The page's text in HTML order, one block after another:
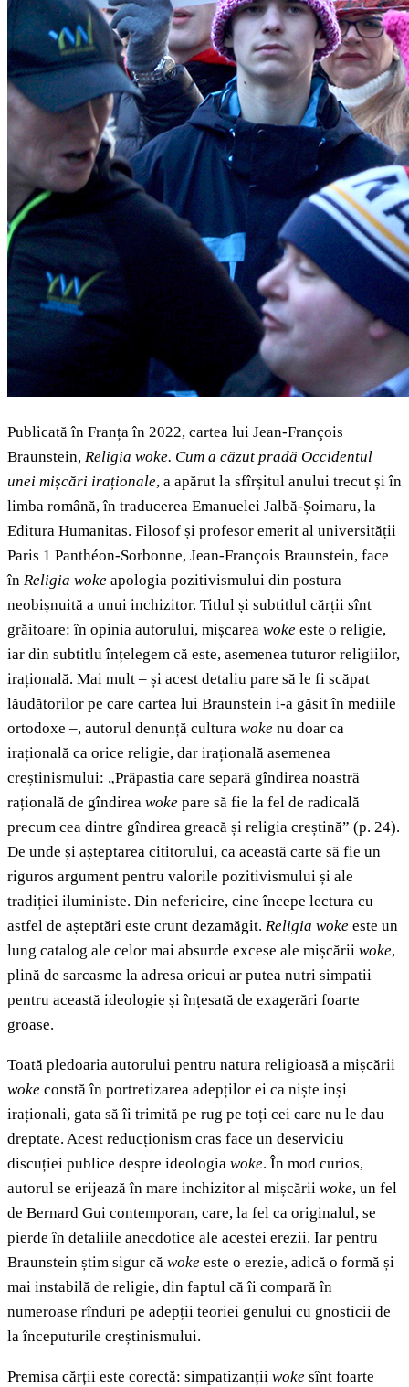
Publicată în Franța în 2022, cartea lui Jean-François
Braunstein, Religia woke. Cum a căzut pradă Occidentul
unei mișcări iraționale, a apărut la sfîrșitul anului trecut și în
limba română, în traducerea Emanuelei Jalbă-Șoimaru, la
Editura Humanitas. Filosof și profesor emerit al universității
Paris 1 Panthéon-Sorbonne, Jean-François Braunstein, face
în Religia woke apologia pozitivismului din postura
neobișnuită a unui inchizitor. Titlul și subtitlul cărții sînt
grăitoare: în opinia autorului, mișcarea woke este o religie,
iar din subtitlu înțelegem că este, asemenea tuturor religiilor,
irațională. Mai mult – și acest detaliu pare să le fi scăpat
lăudătorilor pe care cartea lui Braunstein i-a găsit în mediile
ortodoxe –, autorul denunță cultura woke nu doar ca
irațională ca orice religie, dar irațională asemenea
creștinismului: „Prăpastia care separă gîndirea noastră
rațională de gîndirea woke pare să fie la fel de radicală
precum cea dintre gîndirea greacă și religia creștină” (p. 24).
De unde și așteptarea cititorului, ca această carte să fie un
riguros argument pentru valorile pozitivismului și ale
tradiției iluministe. Din nefericire, cine începe lectura cu
astfel de așteptări este crunt dezamăgit. Religia woke este un
lung catalog ale celor mai absurde excese ale mișcării woke,
plină de sarcasme la adresa oricui ar putea nutri simpatii
pentru această ideologie și înțesată de exagerări foarte
groase.
Toată pledoaria autorului pentru natura religioasă a mișcării
woke constă în portretizarea adepților ei ca niște inși
iraționali, gata să îi trimită pe rug pe toți cei care nu le dau
dreptate. Acest reducționism cras face un deserviciu
discuției publice despre ideologia woke. În mod curios,
autorul se erijează în mare inchizitor al mișcării woke, un fel
de Bernard Gui contemporan, care, la fel ca originalul, se
pierde în detaliile anecdotice ale acestei erezii. Iar pentru
Braunstein știm sigur că woke este o erezie, adică o formă și
mai instabilă de religie, din faptul că îi compară în
numeroase rînduri pe adepții teoriei genului cu gnosticii de
la începuturile creștinismului.
Premisa cărții este corectă: simpatizanții woke sînt foarte